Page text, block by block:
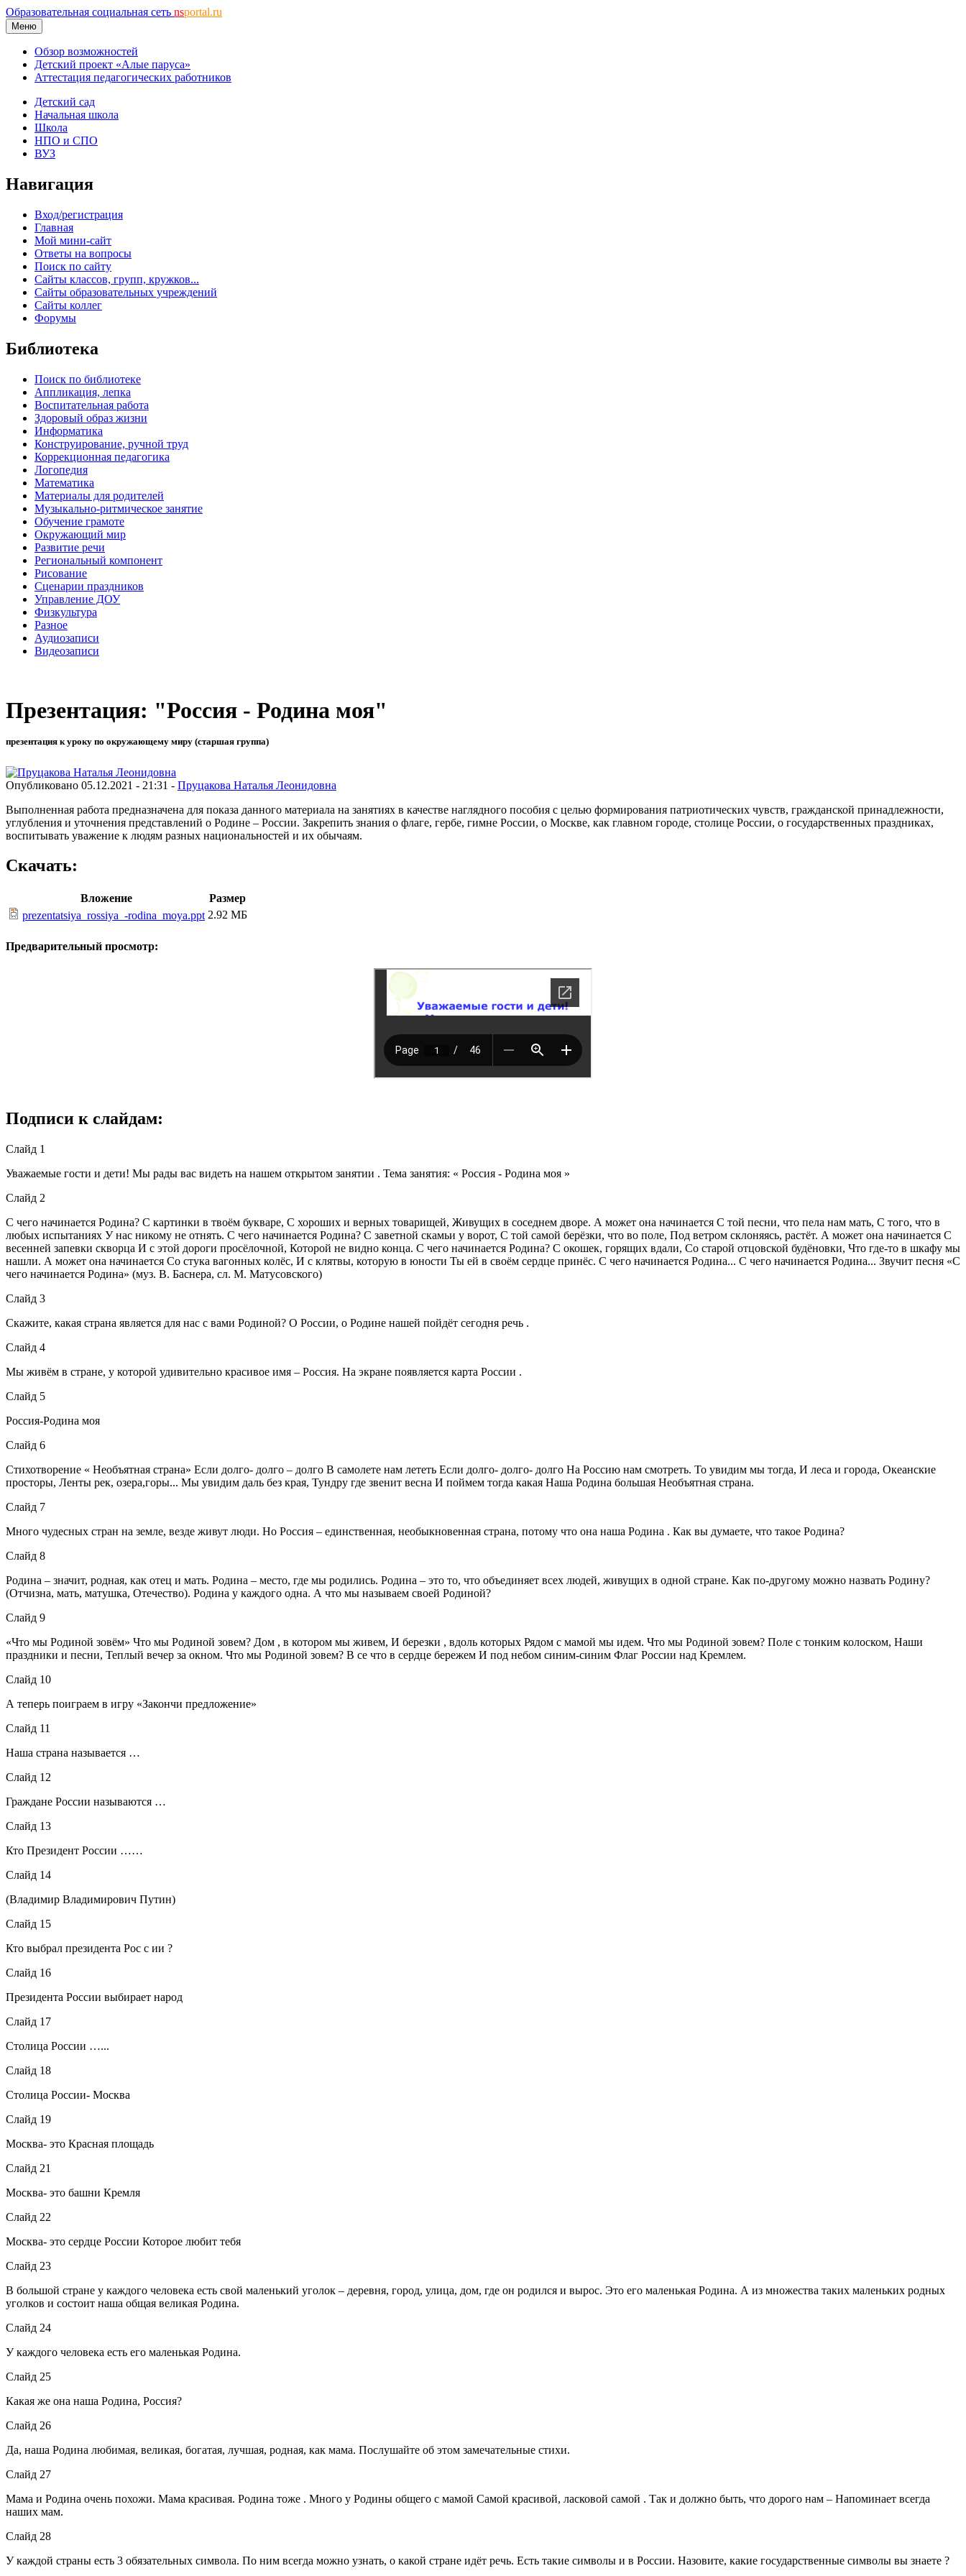
Образовательная социальная сеть nsportal.ru
Меню
Обзор возможностей
Детский проект «Алые паруса»
Аттестация педагогических работников
Детский сад
Начальная школа
Школа
НПО и СПО
ВУЗ
Навигация
Вход/регистрация
Главная
Мой мини-сайт
Ответы на вопросы
Поиск по сайту
Сайты классов, групп, кружков...
Сайты образовательных учреждений
Сайты коллег
Форумы
Библиотека
Поиск по библиотеке
Аппликация, лепка
Воспитательная работа
Здоровый образ жизни
Информатика
Конструирование, ручной труд
Коррекционная педагогика
Логопедия
Математика
Материалы для родителей
Музыкально-ритмическое занятие
Обучение грамоте
Окружающий мир
Развитие речи
Региональный компонент
Рисование
Сценарии праздников
Управление ДОУ
Физкультура
Разное
Аудиозаписи
Видеозаписи
Презентация: "Россия - Родина моя"
презентация к уроку по окружающему миру (старшая группа)
Опубликовано 05.12.2021 - 21:31 - Пруцакова Наталья Леонидовна
Выполненная работа предназначена для показа данного материала на занятиях в качестве наглядного пособия с целью формирования патриотических чувств, гражданской принадлежности,
углубления и уточнения представлений о Родине – России. Закрепить знания о флаге, гербе, гимне России, о Москве, как главном городе, столице России, о государственных праздниках,
воспитывать уважение к людям разных национальностей и их обычаям.
Скачать:
Вложение
Размер
prezentatsiya_rossiya_-rodina_moya.ppt 2.92 МБ
Предварительный просмотр:
Подписи к слайдам:
Слайд 1
Уважаемые гости и дети! Мы рады вас видеть на нашем открытом занятии . Тема занятия: « Россия - Родина моя »
Слайд 2
С чего начинается Родина? С картинки в твоём букваре, С хороших и верных товарищей, Живущих в соседнем дворе. А может она начинается С той песни, что пела нам мать, С того, что в
любых испытаниях У нас никому не отнять. С чего начинается Родина? С заветной скамьи у ворот, С той самой берёзки, что во поле, Под ветром склоняясь, растёт. А может она начинается С
весенней запевки скворца И с этой дороги просёлочной, Которой не видно конца. С чего начинается Родина? С окошек, горящих вдали, Со старой отцовской будёновки, Что где-то в шкафу мы
нашли. А может она начинается Со стука вагонных колёс, И с клятвы, которую в юности Ты ей в своём сердце принёс. С чего начинается Родина... С чего начинается Родина... Звучит песня «С
чего начинается Родина» (муз. В. Баснера, сл. М. Матусовского)
Слайд 3
Скажите, какая страна является для нас с вами Родиной? О России, о Родине нашей пойдёт сегодня речь .
Слайд 4
Мы живём в стране, у которой удивительно красивое имя – Россия. На экране появляется карта России .
Слайд 5
Россия-Родина моя
Слайд 6
Стихотворение « Необъятная страна» Если долго- долго – долго В самолете нам лететь Если долго- долго- долго На Россию нам смотреть. То увидим мы тогда, И леса и города, Океанские
просторы, Ленты рек, озера,горы... Мы увидим даль без края, Тундру где звенит весна И поймем тогда какая Наша Родина большая Необъятная страна.
Слайд 7
Много чудесных стран на земле, везде живут люди. Но Россия – единственная, необыкновенная страна, потому что она наша Родина . Как вы думаете, что такое Родина?
Слайд 8
Родина – значит, родная, как отец и мать. Родина – место, где мы родились. Родина – это то, что объединяет всех людей, живущих в одной стране. Как по-другому можно назвать Родину?
(Отчизна, мать, матушка, Отечество). Родина у каждого одна. А что мы называем своей Родиной?
Слайд 9
«Что мы Родиной зовём» Что мы Родиной зовем? Дом , в котором мы живем, И березки , вдоль которых Рядом с мамой мы идем. Что мы Родиной зовем? Поле с тонким колоском, Наши
праздники и песни, Теплый вечер за окном. Что мы Родиной зовем? B се что в сердце бережем И под небом синим-синим Флаг России над Кремлем.
Слайд 10
А теперь поиграем в игру «Закончи предложение»
Слайд 11
Наша страна называется …
Слайд 12
Граждане России называются …
Слайд 13
Кто Президент России ……
Слайд 14
(Владимир Владимирович Путин)
Слайд 15
Кто выбрал президента Рос c ии ?
Слайд 16
Президента России выбирает народ
Слайд 17
Столица России …...
Слайд 18
Столица России- Москва
Слайд 19
Москва- это Красная площадь
Слайд 21
Москва- это башни Кремля
Слайд 22
Москва- это сердце России Которое любит тебя
Слайд 23
В большой стране у каждого человека есть свой маленький уголок – деревня, город, улица, дом, где он родился и вырос. Это его маленькая Родина. А из множества таких маленьких родных
уголков и состоит наша общая великая Родина.
Слайд 24
У каждого человека есть его маленькая Родина.
Слайд 25
Какая же она наша Родина, Россия?
Слайд 26
Да, наша Родина любимая, великая, богатая, лучшая, родная, как мама. Послушайте об этом замечательные стихи.
Слайд 27
Мама и Родина очень похожи. Мама красивая. Родина тоже . Много у Родины общего с мамой Самой красивой, ласковой самой . Так и должно быть, что дорого нам – Напоминает всегда
наших мам.
Слайд 28
У каждой страны есть 3 обязательных символа. По ним всегда можно узнать, о какой стране идёт речь. Есть такие символы и в России. Назовите, какие государственные символы вы знаете ?